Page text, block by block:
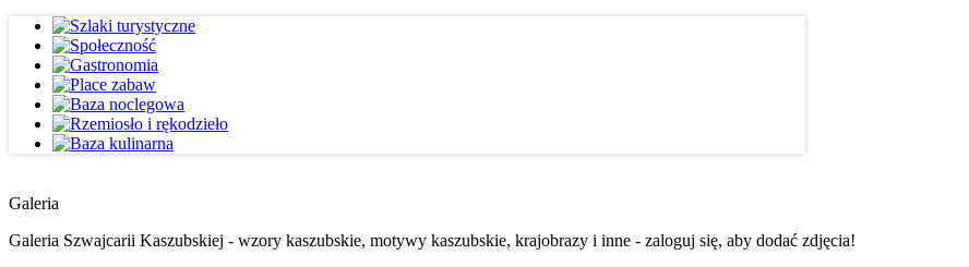
Galeria
Galeria Szwajcarii Kaszubskiej - wzory kaszubskie, motywy kaszubskie, krajobrazy i inne - zaloguj się, aby dodać zdjęcia!